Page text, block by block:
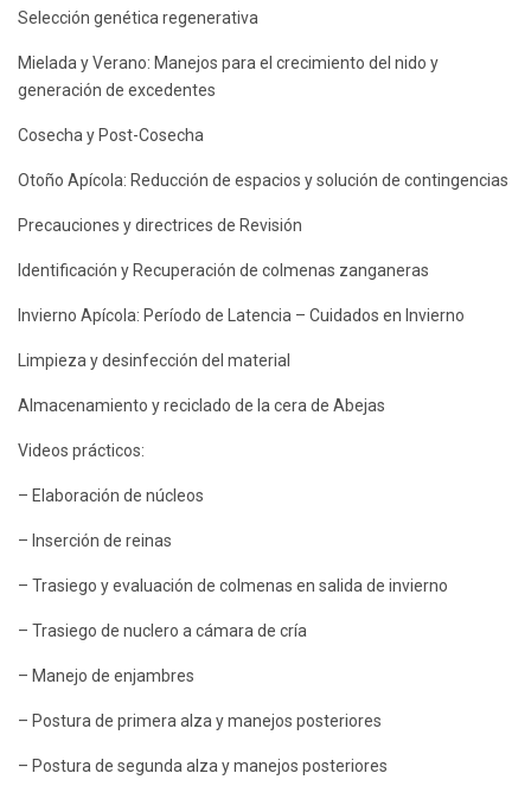
Selección genética regenerativa
Mielada y Verano: Manejos para el crecimiento del nido y
generación de excedentes
Cosecha y Post-Cosecha
Otoño Apícola: Reducción de espacios y solución de contingencias
Precauciones y directrices de Revisión
Identificación y Recuperación de colmenas zanganeras
Invierno Apícola: Período de Latencia – Cuidados en Invierno
Limpieza y desinfección del material
Almacenamiento y reciclado de la cera de Abejas
Videos prácticos:
– Elaboración de núcleos
– Inserción de reinas
– Trasiego y evaluación de colmenas en salida de invierno
– Trasiego de nuclero a cámara de cría
– Manejo de enjambres
– Postura de primera alza y manejos posteriores
– Postura de segunda alza y manejos posteriores